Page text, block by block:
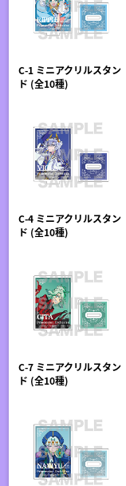
C-1 ミニアクリルスタン
ド (全10種)
C-4 ミニアクリルスタン
ド (全10種)
C-7 ミニアクリルスタン
ド (全10種)